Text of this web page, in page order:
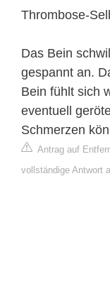
Thrombose-
Das Bein
gespannt an.
Bein fühlt sich
eventuell
Schmerzen
Antrag auf
vollständige Antwort